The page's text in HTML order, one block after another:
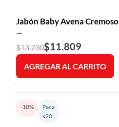
Jabón Baby Avena Cremoso
—
$13.730$11.809
AGREGAR AL CARRITO
-10%
Paca
x20